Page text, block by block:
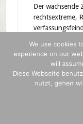
Der wachsende
rechtsextreme,
Ausrufen, dass
offensichtlich
Einhalt zu
Bedingungen
entfalten
Mitgliedschaft
Rassismus,
We use cookies
experience on our
will
Diese Webseite
nutzt, gehen